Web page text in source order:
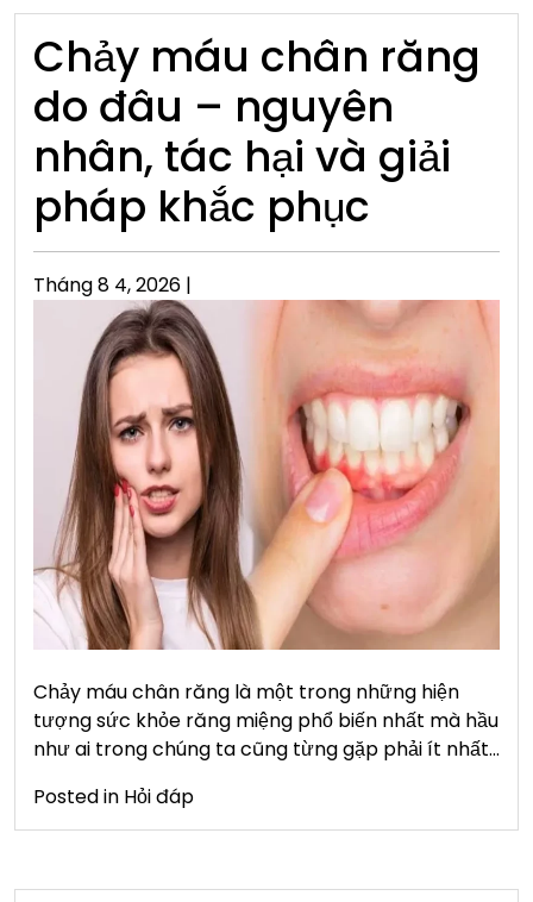
Chảy máu chân răng
do đâu – nguyên
nhân, tác hại và giải
pháp khắc phục
Posted
Tháng 8 4, 2026 |
Chảy máu chân răng là một trong những hiện
tượng sức khỏe răng miệng phổ biến nhất mà hầu
như ai trong chúng ta cũng từng gặp phải ít nhất…
Posted in Hỏi đáp